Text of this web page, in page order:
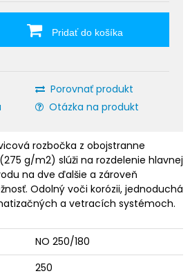
Pridať do košíka
Porovnať produkt
Otázka na produkt
rozbočka z obojstranne
g/m2) slúži na rozdelenie hlavnej
na dve ďalšie a zároveň
Odolný voči korózii, jednoduchá
a vetracích systémoch.
NO 250/180
250